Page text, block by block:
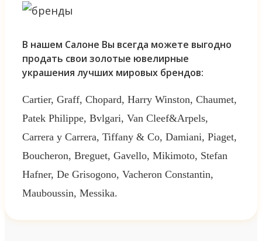
В нашем Салоне Вы всегда можете выгодно
продать свои золотые ювелирные
украшения лучших мировых брендов:
Cartier, Graff, Chopard, Harry Winston, Chaumet,
Patek Philippe, Bvlgari, Van Cleef&Arpels,
Carrera y Carrera, Tiffany & Co, Damiani, Piaget,
Boucheron, Breguet, Gavello, Mikimoto, Stefan
Hafner, De Grisogono, Vacheron Constantin,
Mauboussin, Messika.